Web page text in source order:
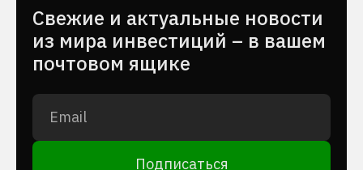
Cвежие и актуальные новости
из мира инвестиций – в вашем
почтовом ящике
Подписаться